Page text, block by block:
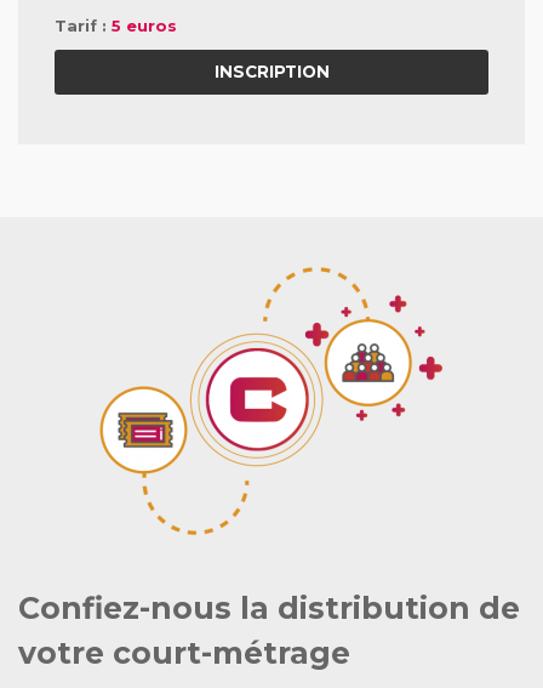
Tarif : 5 euros
INSCRIPTION
Confiez-nous la distribution de
votre court-métrage